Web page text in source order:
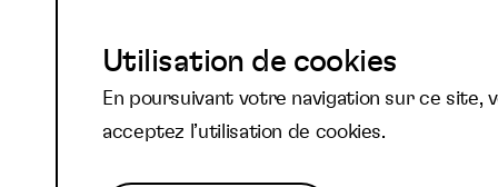
Abonnez-vous à
newsletter et
Utilisation de cookies
En poursuivant votre navigation sur ce site,
acceptez l’utilisation de cookies.